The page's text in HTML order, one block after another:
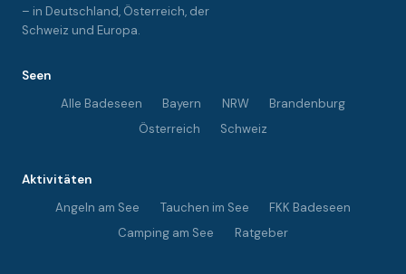
– in Deutschland, Österreich, der
Schweiz und Europa.
Seen
Alle Badeseen
Bayern NRW
Brandenburg
Österreich
Schweiz
Aktivitäten
Angeln am See
Tauchen im See
FKK Badeseen
Camping am See
Ratgeber